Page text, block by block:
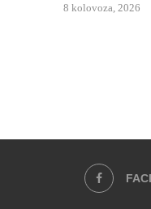
8 kolovoza, 2026